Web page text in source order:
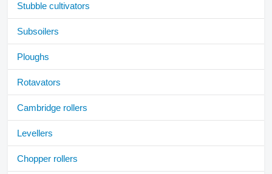
Stubble cultivators
Subsoilers
Ploughs
Rotavators
Cambridge rollers
Levellers
Chopper rollers